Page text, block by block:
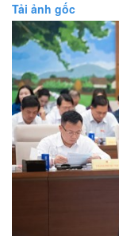
Tải ảnh gốc